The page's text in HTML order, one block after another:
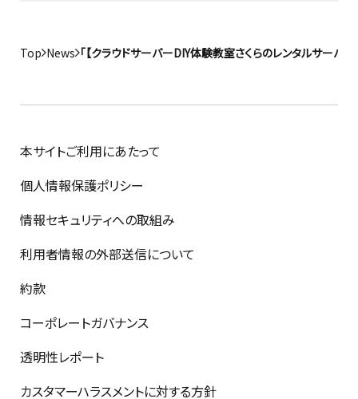
Top News 「【クラウドサーバーDIY体験教室さくらのレンタルサーバ
本サイトご利用にあたって
個人情報保護ポリシー
情報セキュリティへの取組み
利用者情報の外部送信について
約款
コーポレートガバナンス
透明性レポート
カスタマーハラスメントに対する方針